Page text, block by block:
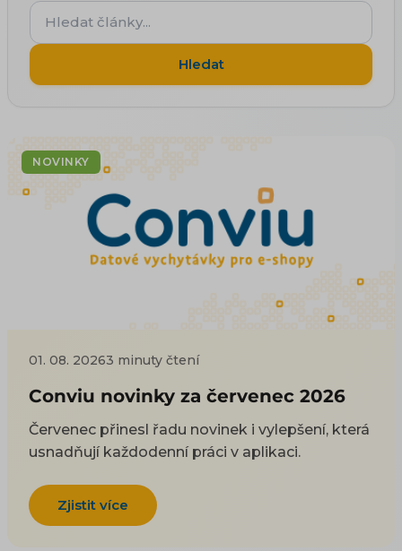
Hledat
články...
Hledat
NOVINKY
01. 08. 20263 minuty čtení
Conviu novinky za červenec 2026
Červenec přinesl řadu novinek i vylepšení, která
usnadňují každodenní práci v aplikaci.
Zjistit více